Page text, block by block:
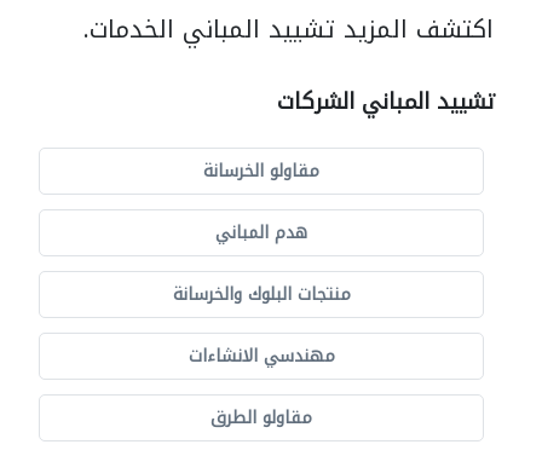
اكتشف المزيد تشييد المباني الخدمات.
تشييد المباني الشركات
مقاولو الخرسانة
هدم المباني
منتجات البلوك والخرسانة
مهندسي الانشاءات
مقاولو الطرق